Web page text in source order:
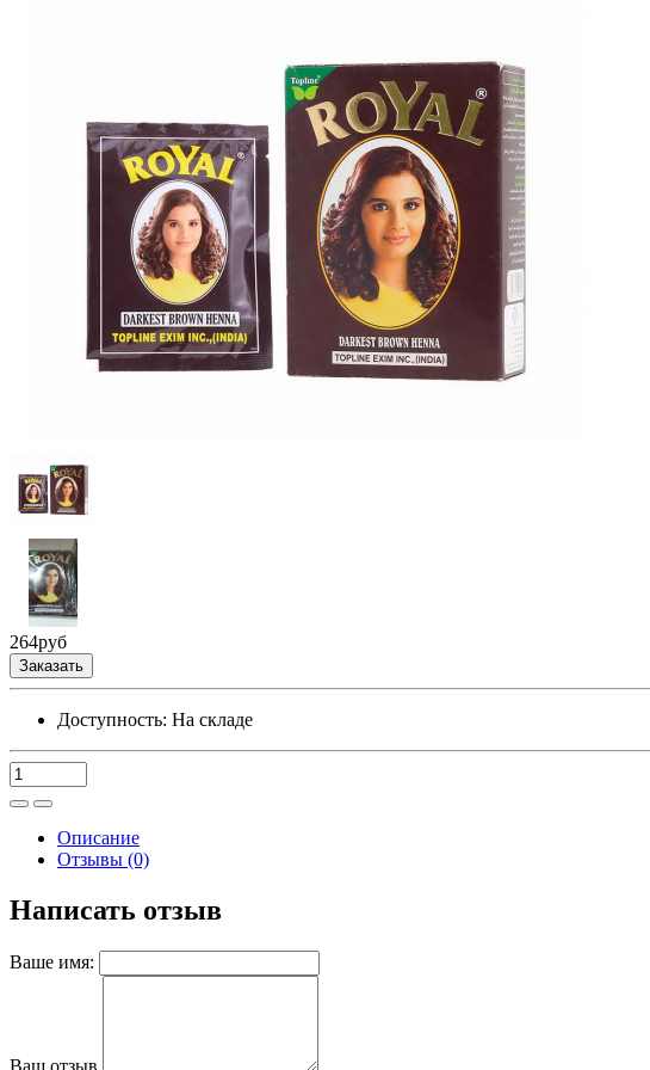
264руб
Заказать
Доступность: На складе
Описание
Отзывы (0)
Написать отзыв
Ваше имя: